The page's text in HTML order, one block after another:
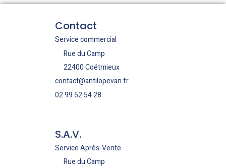
Contact
Service commercial
Rue du Camp
22400 Coëtmieux
contact@antilopevan.fr
02 99 52 54 28
S.A.V.
Service Après-Vente
Rue du Camp